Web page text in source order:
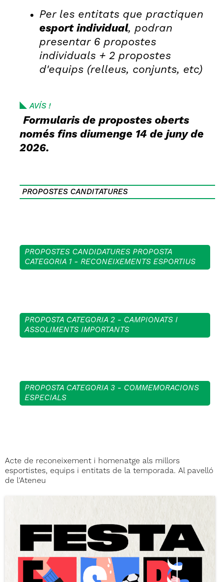
Per les entitats que practiquen
esport individual, podran
presentar 6 propostes
individuals + 2 propostes
d'equips (relleus, conjunts, etc)
AVÍS !
Formularis de propostes oberts
només fins diumenge 14 de juny de
2026.
PROPOSTES CANDITATURES
PROPOSTES CANDIDATURES PROPOSTA
CATEGORIA 1 - RECONEIXEMENTS ESPORTIUS
PROPOSTA CATEGORIA 2 - CAMPIONATS I
ASSOLIMENTS IMPORTANTS
PROPOSTA CATEGORIA 3 - COMMEMORACIONS
ESPECIALS
Acte de reconeixement i homenatge als millors
esportistes, equips i entitats de la temporada. Al pavelló
de l'Ateneu